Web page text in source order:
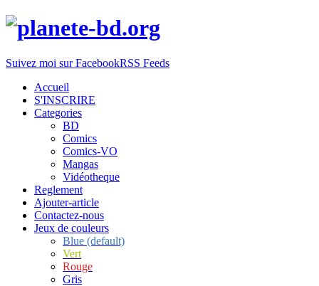
Suivez moi sur FacebookRSS Feeds
Accueil
S'INSCRIRE
Categories
BD
Comics
Comics-VO
Mangas
Vidéotheque
Reglement
Ajouter-article
Contactez-nous
Jeux de couleurs
Blue (default)
Vert
Rouge
Gris